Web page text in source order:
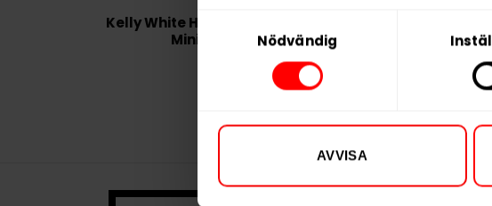
Samtyckesval
Nödvändig
AVVISA
Kelly White Hot Cherry
Mini